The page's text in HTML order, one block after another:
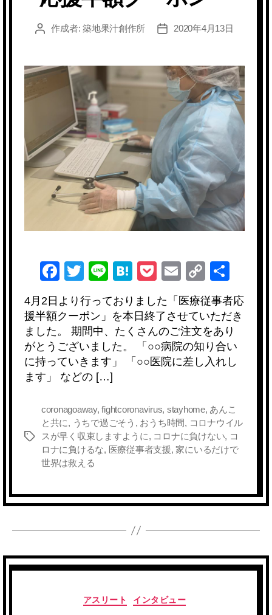
投
作成者:築地果汁創作所
投
2020年4月13日
F
a
c
e
b
o
o
k
T
wi
tt
er
Li
e
H
at
e
n
a
P
ck
et
E
m
ail
C
o
p
y
Li
n
有
4月2日より行っておりました「医療従事者応
援半額クーポン」を本日終了させていただき
ました。 期間中、たくさんのご注文をあり
がとうございました。 「○○病院の知り合い
に持っていきます」 「○○医院に差し入れし
ます」 などの […]
タ
coronagoaway,fightcoronavirus, stayhome, あんこ
と共に, うちで過ごそう , おうち時間, コロナウイル
スが早く収束しますように, コロナに負けない, コ
ロナに負けるな, 医療従事者支援,家にいるだけで
世界は救える
カ
アスリート インタビュー